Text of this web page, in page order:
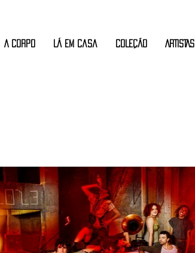
A CORPO Lá em Casa COLEÇÃO ARTISTAS